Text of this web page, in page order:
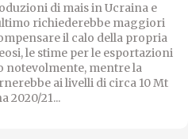
di mais in Ucraina e
richiederebbe maggiori
il calo della propria
le stime per le esportazioni
notevolmente, mentre la
ai livelli di circa 10 Mt
2020/21...